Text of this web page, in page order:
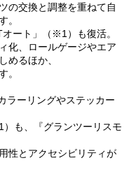
の交換と調整を重ねて自
。
ート」（※1）も復活。
化、ロールゲージやエア
めるほか、
。
ラーリングやステッカー
も、『グランツーリスモ
性とアクセシビリティが